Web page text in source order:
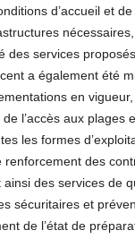
d’accueil et
des services
a également été
en
l’accès aux plages
les formes
renforcement des
des services de
sécuritaires et
de l’état de